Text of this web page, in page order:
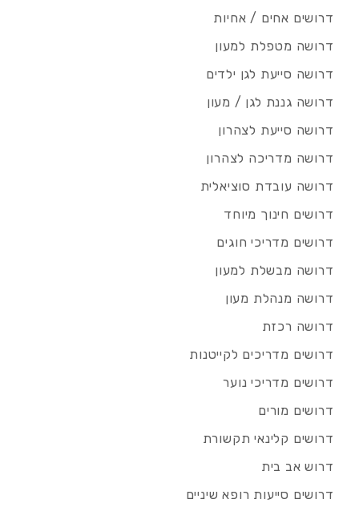
דרושים אחים / אחיות
דרושה מטפלת למעון
דרושה סייעת לגן ילדים
דרושה גננת לגן / מעון
דרושה סייעת לצהרון
דרושה מדריכה לצהרון
דרושה עובדת סוציאלית
דרושים חינוך מיוחד
דרושים מדריכי חוגים
דרושה מבשלת למעון
דרושה מנהלת מעון
דרושה רכזת
דרושים מדריכים לקייטנות
דרושים מדריכי נוער
דרושים מורים
דרושים קלינאי תקשורת
דרוש אב בית
דרושים סייעות רופא שיניים